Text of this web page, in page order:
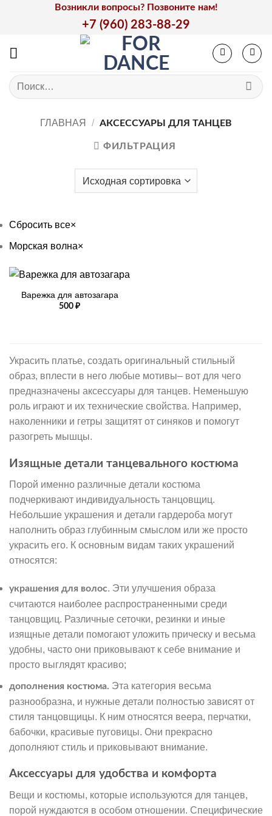
Возникли вопросы? Позвоните нам!
+7 (960) 283-88-29
Искать:
ГЛАВНАЯ / АКСЕССУАРЫ ДЛЯ ТАНЦЕВ
ФИЛЬТРАЦИЯ
Сбросить все×
Морская волна×
Варежка для автозагара
500 ₽
Украсить платье, создать оригинальный стильный
образ, вплести в него любые мотивы– вот для чего
предназначены аксессуары для танцев. Неменьшую
роль играют и их технические свойства. Например,
наколенники и гетры защитят от синяков и помогут
разогреть мышцы.
Изящные детали танцевального костюма
Порой именно различные детали костюма
подчеркивают индивидуальность танцовщиц.
Небольшие украшения и детали гардероба могут
наполнить образ глубинным смыслом или же просто
украсить его. К основным видам таких украшений
относятся:
украшения для волос. Эти улучшения образа
считаются наиболее распространенными среди
танцовщиц. Различные сеточки, резинки и иные
изящные детали помогают уложить прическу и весьма
удобны, часто они приковывают к себе внимание и
просто выглядят красиво;
дополнения костюма. Эта категория весьма
разнообразна, и нужные детали полностью зависят от
стиля танцовщицы. К ним относятся веера, перчатки,
бабочки, красивые пуговицы. Они прекрасно
дополняют стиль и приковывают внимание.
Аксессуары для удобства и комфорта
Вещи и костюмы, которые используются для танцев,
порой нуждаются в особом отношении. Специфические